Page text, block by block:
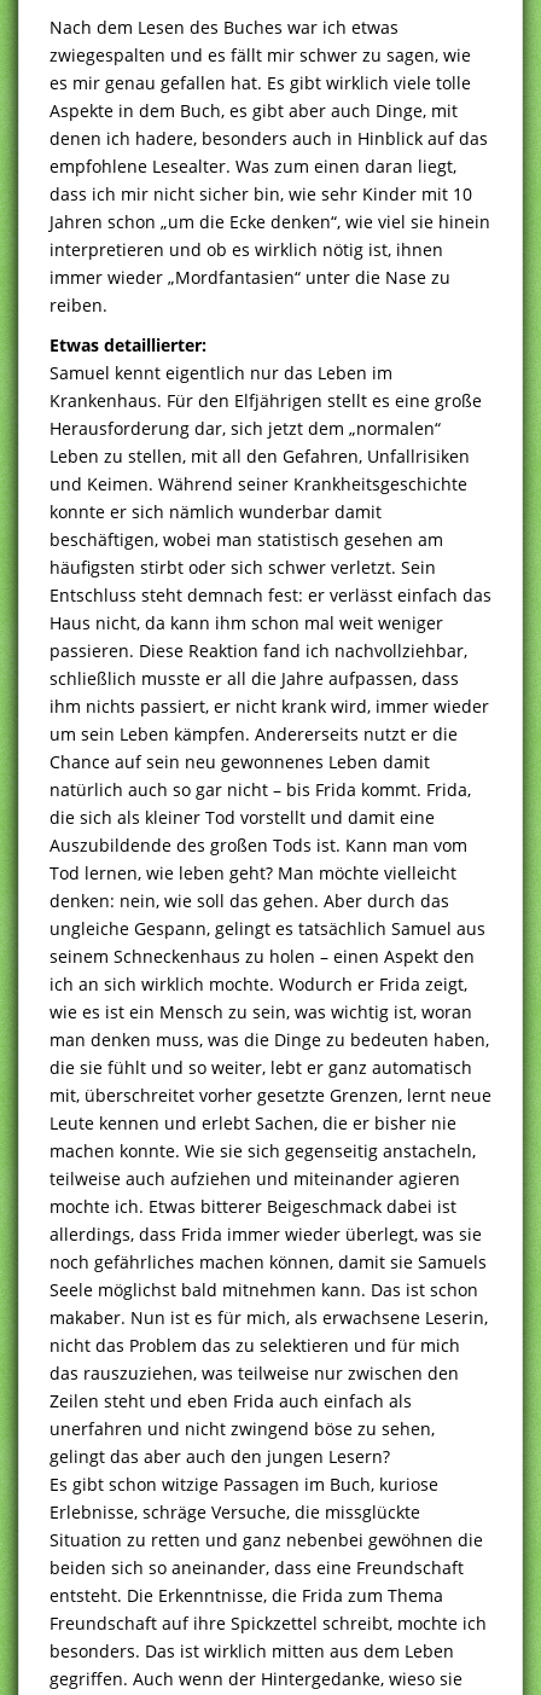
Nach dem Lesen des Buches war ich etwas
zwiegespalten und es fällt mir schwer zu sagen, wie
es mir genau gefallen hat. Es gibt wirklich viele tolle
Aspekte in dem Buch, es gibt aber auch Dinge, mit
denen ich hadere, besonders auch in Hinblick auf das
empfohlene Lesealter. Was zum einen daran liegt,
dass ich mir nicht sicher bin, wie sehr Kinder mit 10
Jahren schon „um die Ecke denken“, wie viel sie hinein
interpretieren und ob es wirklich nötig ist, ihnen
immer wieder „Mordfantasien“ unter die Nase zu
reiben.
Etwas detaillierter:
Samuel kennt eigentlich nur das Leben im
Krankenhaus. Für den Elfjährigen stellt es eine große
Herausforderung dar, sich jetzt dem „normalen“
Leben zu stellen, mit all den Gefahren, Unfallrisiken
und Keimen. Während seiner Krankheitsgeschichte
konnte er sich nämlich wunderbar damit
beschäftigen, wobei man statistisch gesehen am
häufigsten stirbt oder sich schwer verletzt. Sein
Entschluss steht demnach fest: er verlässt einfach das
Haus nicht, da kann ihm schon mal weit weniger
passieren. Diese Reaktion fand ich nachvollziehbar,
schließlich musste er all die Jahre aufpassen, dass
ihm nichts passiert, er nicht krank wird, immer wieder
um sein Leben kämpfen. Andererseits nutzt er die
Chance auf sein neu gewonnenes Leben damit
natürlich auch so gar nicht – bis Frida kommt. Frida,
die sich als kleiner Tod vorstellt und damit eine
Auszubildende des großen Tods ist. Kann man vom
Tod lernen, wie leben geht? Man möchte vielleicht
denken: nein, wie soll das gehen. Aber durch das
ungleiche Gespann, gelingt es tatsächlich Samuel aus
seinem Schneckenhaus zu holen – einen Aspekt den
ich an sich wirklich mochte. Wodurch er Frida zeigt,
wie es ist ein Mensch zu sein, was wichtig ist, woran
man denken muss, was die Dinge zu bedeuten haben,
die sie fühlt und so weiter, lebt er ganz automatisch
mit, überschreitet vorher gesetzte Grenzen, lernt neue
Leute kennen und erlebt Sachen, die er bisher nie
machen konnte. Wie sie sich gegenseitig anstacheln,
teilweise auch aufziehen und miteinander agieren
mochte ich. Etwas bitterer Beigeschmack dabei ist
allerdings, dass Frida immer wieder überlegt, was sie
noch gefährliches machen können, damit sie Samuels
Seele möglichst bald mitnehmen kann. Das ist schon
makaber. Nun ist es für mich, als erwachsene Leserin,
nicht das Problem das zu selektieren und für mich
das rauszuziehen, was teilweise nur zwischen den
Zeilen steht und eben Frida auch einfach als
unerfahren und nicht zwingend böse zu sehen,
gelingt das aber auch den jungen Lesern?
Es gibt schon witzige Passagen im Buch, kuriose
Erlebnisse, schräge Versuche, die missglückte
Situation zu retten und ganz nebenbei gewöhnen die
beiden sich so aneinander, dass eine Freundschaft
entsteht. Die Erkenntnisse, die Frida zum Thema
Freundschaft auf ihre Spickzettel schreibt, mochte ich
besonders. Das ist wirklich mitten aus dem Leben
gegriffen. Auch wenn der Hintergedanke, wieso sie